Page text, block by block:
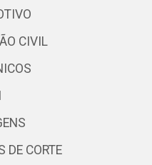
CIVIL
DE CORTE